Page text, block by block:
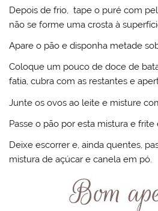
Depois de frio, tape o puré com
não se forme uma crosta à
Apare o pão e disponha metade
Coloque um pouco de doce de
fatia, cubra com as restantes e
Junte os ovos ao leite e misture
Passe o pão por esta mistura e frite
Deixe escorrer e, ainda quentes,
mistura de açúcar e canela em pó.